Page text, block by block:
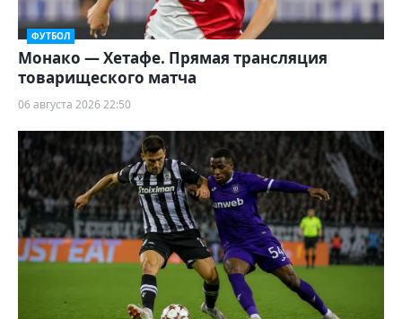
ФУТБОЛ
Монако — Хетафе. Прямая трансляция
товарищеского матча
06 августа 2026 22:50